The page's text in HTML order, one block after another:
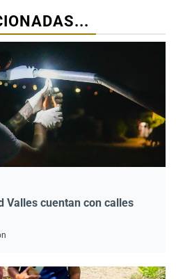
Valles cuentan con calles